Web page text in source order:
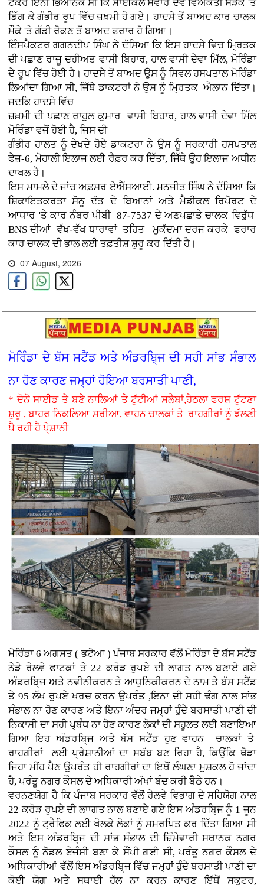
ਟੱਕਰ ਇੰਨੀ ਭਿਆਨਕ ਸੀ ਕਿ ਸਾਈਕਲ ਸਵਾਰ ਦੋਵੇਂ ਵਿਅਕਤੀ ਸੜਕ 'ਤੇ
ਡਿੱਗ ਕੇ ਗੰਭੀਰ ਰੂਪ ਵਿੱਚ ਜ਼ਖ਼ਮੀ ਹੋ ਗਏ। ਹਾਦਸੇ ਤੋਂ ਬਾਅਦ ਕਾਰ ਚਾਲਕ
ਮੌਕੇ 'ਤੇ ਗੱਡੀ ਰੋਕਣ ਤੋਂ ਬਾਅਦ ਫਰਾਰ ਹੋ ਗਿਆ।
ਇੰਸਪੈਕਟਰ ਗਗਨਦੀਪ ਸਿੰਘ ਨੇ ਦੱਸਿਆ ਕਿ ਇਸ ਹਾਦਸੇ ਵਿਚ ਮ੍ਰਿਤਕ
ਦੀ ਪਛਾਣ ਰਾਜੂ ਦਹੀਅਤ ਵਾਸੀ ਬਿਹਾਰ, ਹਾਲ ਵਾਸੀ ਦੇਵਾ ਮਿੱਲ, ਮੋਰਿੰਡਾ
ਦੇ ਰੂਪ ਵਿੱਚ ਹੋਈ ਹੈ। ਹਾਦਸੇ ਤੋਂ ਬਾਅਦ ਉਸ ਨੂੰ ਸਿਵਲ ਹਸਪਤਾਲ ਮੋਰਿੰਡਾ
ਲਿਆਂਦਾ ਗਿਆ ਸੀ, ਜਿੱਥੇ ਡਾਕਟਰਾਂ ਨੇ ਉਸ ਨੂੰ ਮ੍ਰਿਤਕ ਐਲਾਨ ਦਿੱਤਾ।
ਜਦਕਿ ਹਾਦਸੇ ਵਿੱਚ
ਜ਼ਖ਼ਮੀ ਦੀ ਪਛਾਣ ਰਾਹੁਲ ਕੁਮਾਰ ਵਾਸੀ ਬਿਹਾਰ, ਹਾਲ ਵਾਸੀ ਦੇਵਾ ਮਿੱਲ
ਮੋਰਿੰਡਾ ਵਜੋਂ ਹੋਈ ਹੈ, ਜਿਸ ਦੀ
ਗੰਭੀਰ ਹਾਲਤ ਨੂੰ ਦੇਖਦੇ ਹੋਏ ਡਾਕਟਰਾ ਨੇ ਉਸ ਨੂੰ ਸਰਕਾਰੀ ਹਸਪਤਾਲ
ਫੇਜ਼-6, ਮੋਹਾਲੀ ਇਲਾਜ ਲਈ ਰੈਫ਼ਰ ਕਰ ਦਿੱਤਾ, ਜਿੱਥੇ ਉਹ ਇਲਾਜ ਅਧੀਨ
ਦਾਖਲ ਹੈ।
ਇਸ ਮਾਮਲੇ ਦੇ ਜਾਂਚ ਅਫ਼ਸਰ ਏਐੱਸਆਈ. ਮਨਜੀਤ ਸਿੰਘ ਨੇ ਦੱਸਿਆ ਕਿ
ਸ਼ਿਕਾਇਤਕਰਤਾ ਸੋਨੂ ਦੱਤ ਦੇ ਬਿਆਨਾਂ ਅਤੇ ਮੈਡੀਕਲ ਰਿਪੋਰਟ ਦੇ
ਆਧਾਰ 'ਤੇ ਕਾਰ ਨੰਬਰ ਪੀਬੀ 87-7537 ਦੇ ਅਣਪਛਾਤੇ ਚਾਲਕ ਵਿਰੁੱਧ
BNS ਦੀਆਂ ਵੱਖ-ਵੱਖ ਧਾਰਾਵਾਂ ਤਹਿਤ ਮੁਕੱਦਮਾ ਦਰਜ ਕਰਕੇ ਫਰਾਰ
ਕਾਰ ਚਾਲਕ ਦੀ ਭਾਲ ਲਈ ਤਫ਼ਤੀਸ਼ ਸ਼ੁਰੂ ਕਰ ਦਿੱਤੀ ਹੈ।
07 August, 2026
ਮੋਰਿੰਡਾ ਦੇ ਬੱਸ ਸਟੈਂਡ ਅਤੇ ਅੰਡਰਬਿ੍ਜ ਦੀ ਸਹੀ ਸਾਂਭ ਸੰਭਾਲ
ਨਾ ਹੋਣ ਕਾਰਣ ਜਮ੍ਹਾਂ ਹੋਇਆ ਬਰਸਾਤੀ ਪਾਣੀ,
* ਦੋਨੋ ਸਾਈਡ ਤੇ ਬਣੇ ਨਾਲਿਆਂ ਤੇ ਟੁੱਟੀਆਂ ਸਲੈਬਾਂ,ਹੇਠਲਾ ਫਰਸ਼ ਟੁੱਟਣਾ
ਸ਼ੁਰੂ , ਬਾਹਰ ਨਿਕਲਿਆ ਸਰੀਆ, ਵਾਹਨ ਚਾਲਕਾਂ ਤੇ ਰਾਹਗੀਰਾਂ ਨੂੰ ਝੱਲਣੀ
ਪੈ ਰਹੀ ਹੈ ਪੇ੍ਸ਼ਾਨੀ
ਮੋਰਿੰਡਾ 6 ਅਗਸਤ ( ਭਟੋਆ )ਪੰਜਾਬ ਸਰਕਾਰ ਵੱਲੋਂ ਮੋਰਿੰਡਾ ਦੇ ਬੱਸ ਸਟੈਂਡ
ਨੇੜੇ ਰੇਲਵੇ ਫਾਟਕਾਂ ਤੇ 22 ਕਰੋੜ ਰੁਪਏ ਦੀ ਲਾਗਤ ਨਾਲ ਬਣਾਏ ਗਏ
ਅੰਡਰਬਿ੍ਜ ਅਤੇ ਨਵੀਨੀਕਰਨ ਤੇ ਆਧੁਨਿਕੀਕਰਨ ਦੇ ਨਾਮ ਤੇ ਬੱਸ ਸਟੈਂਡ
ਤੇ 95 ਲੱਖ ਰੁਪਏ ਖਰਚ ਕਰਨ ਉਪਰੰਤ ,ਇਨਾ ਦੀ ਸਹੀ ਢੰਗ ਨਾਲ ਸਾਂਭ
ਸੰਭਾਲ ਨਾ ਹੋਣ ਕਾਰਣ ਅਤੇ ਇਨਾ ਅੰਦਰ ਜਮ੍ਹਾਂ ਹੁੰਦੇ ਬਰਸਾਤੀ ਪਾਣੀ ਦੀ
ਨਿਕਾਸੀ ਦਾ ਸਹੀ ਪ੍ਬੰਧ ਨਾ ਹੋਣ ਕਾਰਣ ਲੋਕਾਂ ਦੀ ਸਹੂਲਤ ਲਈ ਬਣਾਇਆ
ਗਿਆ ਇਹ ਅੰਡਰਬਿ੍ਜ ਅਤੇ ਬੱਸ ਸਟੈਂਡ ਹੁਣ ਵਾਹਨ ਚਾਲਕਾਂ ਤੇ
ਰਾਹਗੀਰਾਂ ਲਈ ਪ੍ਰੇਸ਼ਾਨੀਆਂ ਦਾ ਸਬੱਬ ਬਣ ਰਿਹਾ ਹੈ, ਕਿਉਂਕਿ ਥੋੜਾ
ਜਿਹਾ ਮੀਂਹ ਪੈਣ ਉਪਰੰਤ ਹੀ ਰਾਹਗੀਰਾਂ ਦਾ ਇਥੋਂ ਲੰਘਣਾ ਮੁਸ਼ਕਲ ਹੋ ਜਾਂਦਾ
ਹੈ, ਪਰੰਤੂ ਨਗਰ ਕੌਸਲ ਦੇ ਅਧਿਕਾਰੀ ਅੱਖਾਂ ਬੰਦ ਕਰੀ ਬੈਠੇ ਹਨ।
ਵਰਨਣਯੋਗ ਹੈ ਕਿ ਪੰਜਾਬ ਸਰਕਾਰ ਵੱਲੋਂ ਰੇਲਵੇ ਵਿਭਾਗ ਦੇ ਸਹਿਯੋਗ ਨਾਲ
22 ਕਰੋੜ ਰੁਪਏ ਦੀ ਲਾਾਗਤ ਨਾਲ ਬਣਾਏ ਗਏ ਇਸ ਅੰਡਰਬਿ੍ਜ ਨੂੰ 1 ਜੂਨ
2022 ਨੂੰ ਟ੍ਰੈਫਿਕ ਲਈ ਖੋਲਕੇ ਲੋਕਾਂ ਨੂੰ ਸਮਰਪਿਤ ਕਰ ਦਿੱਤਾ ਗਿਆ ਸੀ
ਅਤੇ ਇਸ ਅੰਡਰਬਿ੍ਜ ਦੀ ਸਾਂਭ ਸੰਭਾਲ ਦੀ ਜ਼ਿੰਮੇਵਾਰੀ ਸਥਾਨਕ ਨਗਰ
ਕੌਸਲ ਨੂੰ ਨੋਡਲ ਏਜੰਸੀ ਬਣਾ ਕੇ ਸੌਂਪੀ ਗਈ ਸੀ, ਪਰੰਤੂ ਨਗਰ ਕੌਸਲ ਦੇ
ਅਧਿਕਾਰੀਆਂ ਵੱਲੋਂ ਇਸ ਅੰਡਰਬਿ੍ਜ ਵਿੱਚ ਜਮ੍ਹਾਂ ਹੁੰਦੇ ਬਰਸਾਤੀ ਪਾਣੀ ਦਾ
ਕੋਈ ਯੋਗ ਅਤੇ ਸਥਾਈ ਹੱਲ ਨਾ ਕਰਨ ਕਾਰਣ ਇੱਥੋਂ ਸਕੂਟਰ,